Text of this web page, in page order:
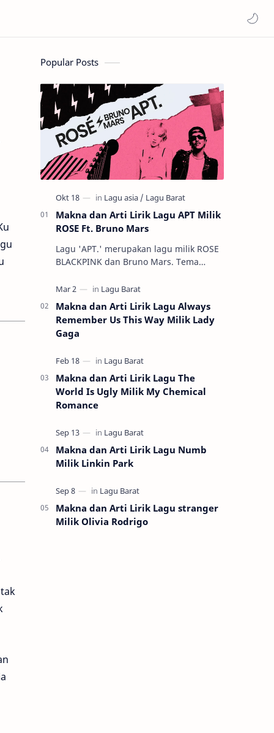
Popular Posts
Makna dan Arti Lirik Lagu APT Milik
ROSE Ft. Bruno Mars
Lagu 'APT.' merupakan lagu milik ROSE
BLACKPINK dan Bruno Mars. Tema
serunya permainan tradisional k…
Makna dan Arti Lirik Lagu Always
Remember Us This Way Milik Lady
Gaga
Makna dan Arti Lirik Lagu The
World Is Ugly Milik My Chemical
Romance
Makna dan Arti Lirik Lagu Numb
Milik Linkin Park
Makna dan Arti Lirik Lagu stranger
Milik Olivia Rodrigo